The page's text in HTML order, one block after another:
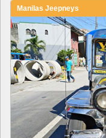
Manilas Jeepneys